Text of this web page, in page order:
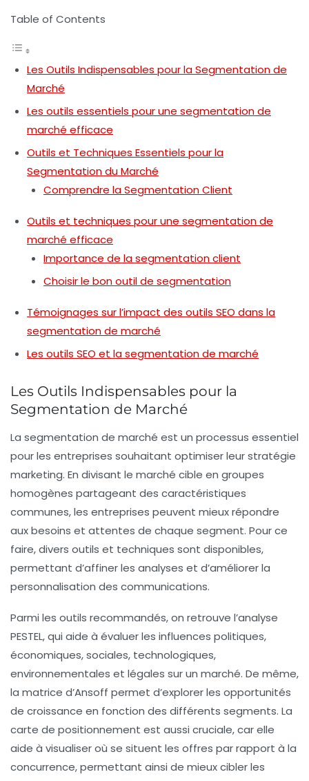
Table of Contents
Les Outils Indispensables pour la Segmentation de
Marché
Les outils essentiels pour une segmentation de
marché efficace
Outils et Techniques Essentiels pour la
Segmentation du Marché
Comprendre la Segmentation Client
Outils et techniques pour une segmentation de
marché efficace
Importance de la segmentation client
Choisir le bon outil de segmentation
Témoignages sur l’impact des outils SEO dans la
segmentation de marché
Les outils SEO et la segmentation de marché
Les Outils Indispensables pour la
Segmentation de Marché
La segmentation de marché est un processus essentiel
pour les entreprises souhaitant optimiser leurstratégie
marketing. En divisant le marché cible en groupes
homogènes partageant des caractéristiques
communes, les entreprises peuvent mieux répondre
aux besoins et attentes de chaque segment. Pour ce
faire, divers outils et techniques sont disponibles,
permettant d’affiner les analyses et d’améliorer la
personnalisation des communications.
Parmi les outils recommandés, on retrouve l’analyse
PESTEL, qui aide à évaluer les influences politiques,
économiques, sociales, technologiques,
environnementales et légales sur un marché. De même,
la matrice d’Ansoff permet d’explorer les opportunités
de croissance en fonction des différents segments. La
carte de positionnement est aussi cruciale, car elle
aide à visualiser où se situent les offres par rapport à la
concurrence, permettant ainsi de mieux cibler les